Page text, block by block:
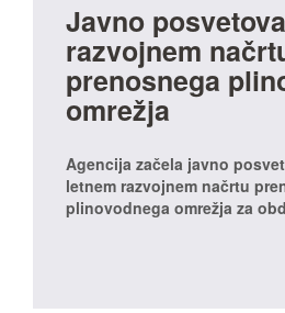
Javno
razvojnem
prenosnega
omrežja
Agencija začela javno
letnem razvojnem načrtu
plinovodnega omrežja za